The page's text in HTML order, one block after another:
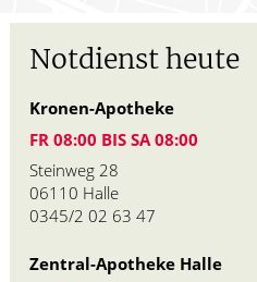
Notdienst heute
Kronen-Apotheke
FR 08:00 BIS SA 08:00
Steinweg 28
06110 Halle
0345/2 02 63 47
Zentral-Apotheke Halle